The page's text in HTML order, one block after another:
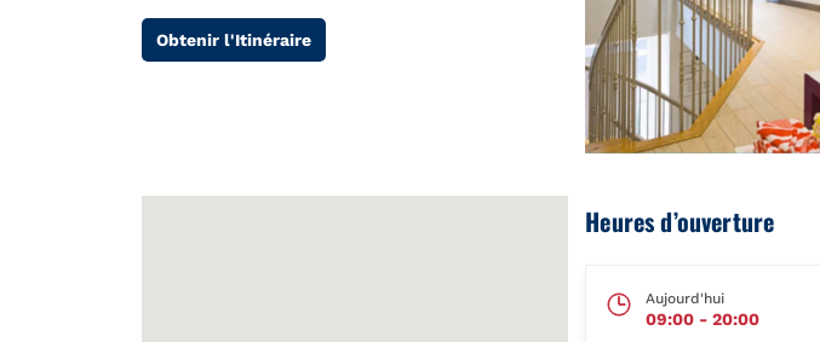
Obtenir l'ItinéraireLink Opens in New Tab
Heures d’ouverture
Aujourd'hui
09:00 -20:00